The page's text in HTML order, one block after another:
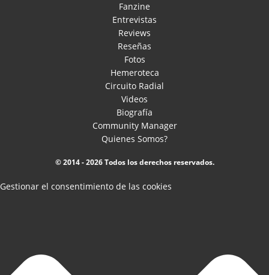
Fanzine
Entrevistas
Reviews
Reseñas
Fotos
Hemeroteca
Circuito Radial
Videos
Biografía
Community Manager
Quienes Somos?
© 2014 - 2026 Todos los derechos reservados.
Gestionar el consentimiento de las cookies